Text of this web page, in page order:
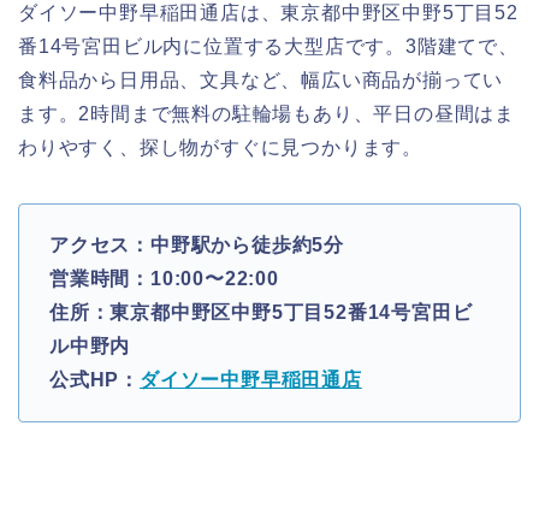
ダイソー中野早稲田通店は、東京都中野区中野5丁目52
番14号宮田ビル内に位置する大型店です。3階建てで、
食料品から日用品、文具など、幅広い商品が揃ってい
ます。2時間まで無料の駐輪場もあり、平日の昼間はま
わりやすく、探し物がすぐに見つかります。
アクセス：中野駅から徒歩約5分
営業時間：10:00〜22:00
住所：東京都中野区中野5丁目52番14号宮田ビ
ル中野内
公式HP： ダイソー中野早稲田通店